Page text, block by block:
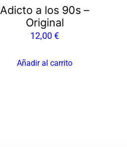
Adicto a los 90s –
Original
12,00€
Añadir al carrito